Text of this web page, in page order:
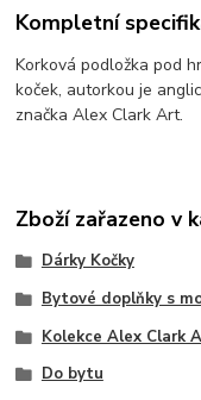
Kompletní
Korková podložka pod
koček, autorkou je
značka Alex Clark Art.
Zboží zařazeno v
Dárky Kočky
Bytové doplňky s
Kolekce Alex Clark
Do bytu